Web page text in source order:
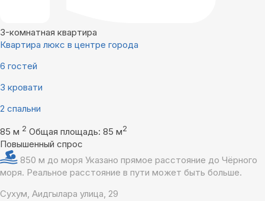
3-комнатная квартира
Квартира люкс в центре города
6 гостей
3 кровати
2 спальни
85 м 2 Общая площадь: 85 м2
Повышенный спрос
850 м до моря Указано прямое расстояние до Чёрного
моря. Реальное расстояние в пути может быть больше.
Сухум, Аидгылара улица, 29